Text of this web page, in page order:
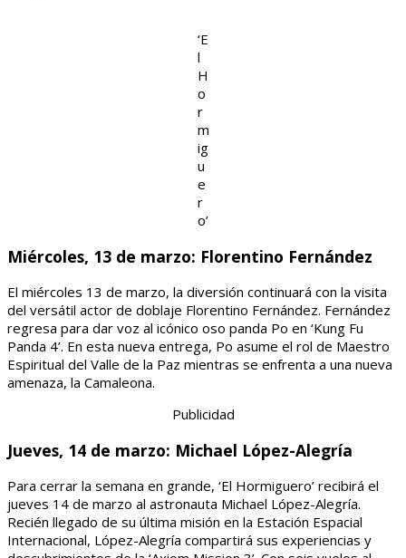
‘E
l
H
o
r
m
ig
u
e
r
o’
Miércoles, 13 de marzo: Florentino Fernández
El miércoles 13 de marzo, la diversión continuará con la visita
del versátil actor de doblaje Florentino Fernández. Fernández
regresa para dar voz al icónico oso panda Po en ‘Kung Fu
Panda 4’. En esta nueva entrega, Po asume el rol de Maestro
Espiritual del Valle de la Paz mientras se enfrenta a una nueva
amenaza, la Camaleona.
Publicidad
Jueves, 14 de marzo: Michael López-Alegría
Para cerrar la semana en grande, ‘El Hormiguero’ recibirá el
jueves 14 de marzo al astronauta Michael López-Alegría.
Recién llegado de su última misión en la Estación Espacial
Internacional, López-Alegría compartirá sus experiencias y